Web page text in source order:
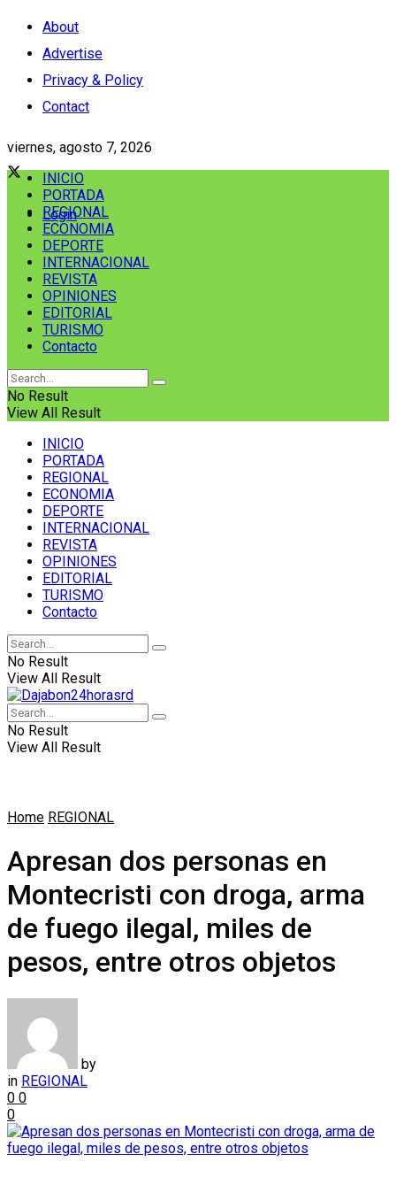
About
Advertise
Privacy & Policy
Contact
viernes, agosto 7, 2026
Login
INICIO
PORTADA
REGIONAL
ECONOMIA
DEPORTE
INTERNACIONAL
REVISTA
OPINIONES
EDITORIAL
TURISMO
Contacto
No Result
View All Result
INICIO
PORTADA
REGIONAL
ECONOMIA
DEPORTE
INTERNACIONAL
REVISTA
OPINIONES
EDITORIAL
TURISMO
Contacto
No Result
View All Result
No Result
View All Result
Home REGIONAL
Apresan dos personas en
Montecristi con droga, arma
de fuego ilegal, miles de
pesos, entre otros objetos
by
in REGIONAL
0 0
0